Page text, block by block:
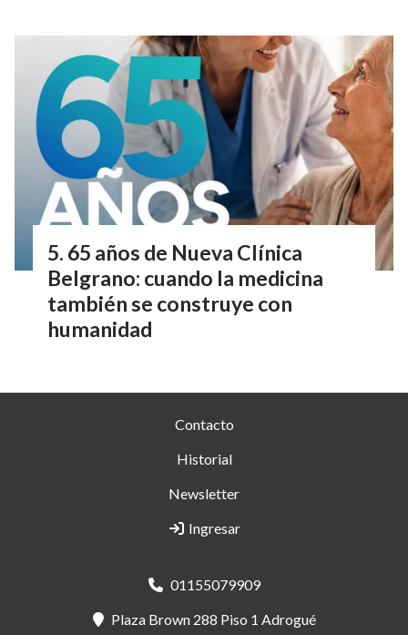
65 años de Nueva Clínica
Belgrano: cuando la medicina
también se construye con
humanidad
Contacto
Historial
Newsletter
Ingresar
01155079909
Plaza Brown 288 Piso 1 Adrogué